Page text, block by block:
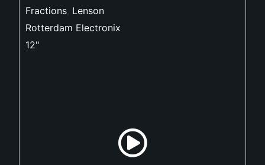
Fractions, Lenson
Rotterdam Electronix
12"